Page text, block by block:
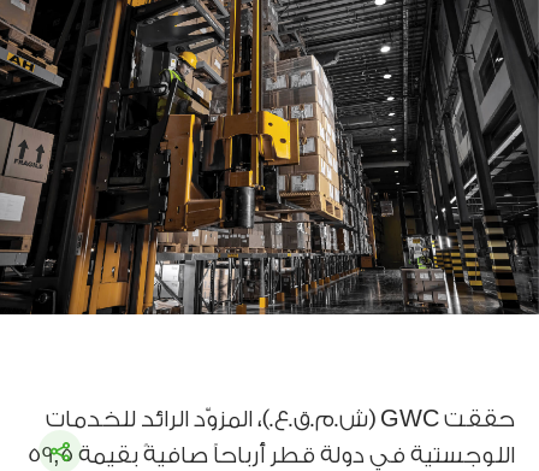
حققت GWC (ش.م.ق.ع.)، المزوّد الرائد للخدمات
اللوجستية في دولة قطر أرباحاً صافيةً بقيمة 59,5